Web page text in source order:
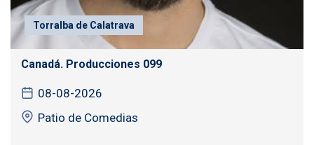
Torralba de Calatrava
Canadá. Producciones 099
08-08-2026
Patio de Comedias